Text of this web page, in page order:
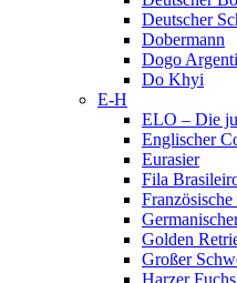
Deutscher
Dobermann
Dogo
Do Khyi
E-H
ELO – Die
Englischer
Eurasier
Fila
Golden
Großer
Harzer Fuchs